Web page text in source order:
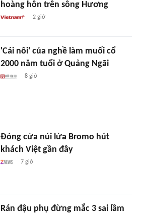
hoàng hôn trên sông Hương
2 giờ
'Cái nôi' của nghề làm muối cổ
2000 năm tuổi ở Quảng Ngãi
8 giờ
Đóng cửa núi lửa Bromo hút
khách Việt gần đây
7 giờ
Rán đậu phụ đừng mắc 3 sai lầm